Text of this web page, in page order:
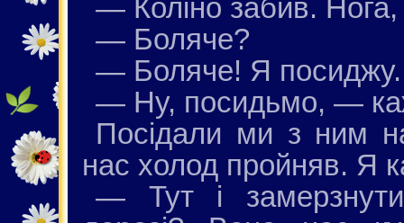
— Коліно забив. Нога,
— Боляче?
— Боляче! Я посиджу.
— Ну, посидьмо, —
Посідали ми з ним
нас холод пройняв. Я
— Тут і